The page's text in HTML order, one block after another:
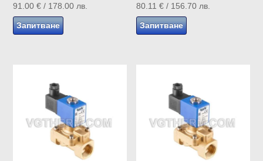
91.00€ / 178.00 лв.
Запитване
80.11€ / 156.70 лв.
Запитване